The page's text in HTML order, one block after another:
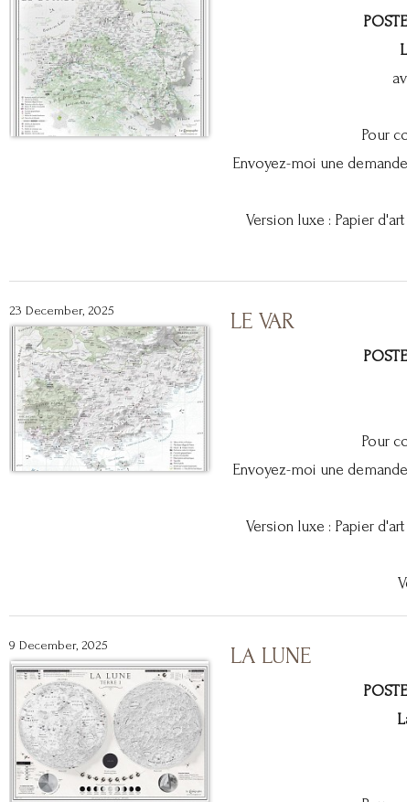
Pour
Envoyez-moi une
Version luxe : Papier
23 December, 2025 LE VAR
Pour
Envoyez-moi une
Version luxe : Papier
9 December, 2025 LA LUNE